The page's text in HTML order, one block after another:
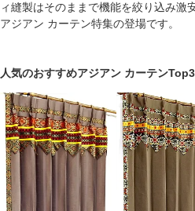
ィ縫製はそのままで機能を絞り込み激
アジアン カーテン特集の登場です。
人気のおすすめアジアン カーテンTop3